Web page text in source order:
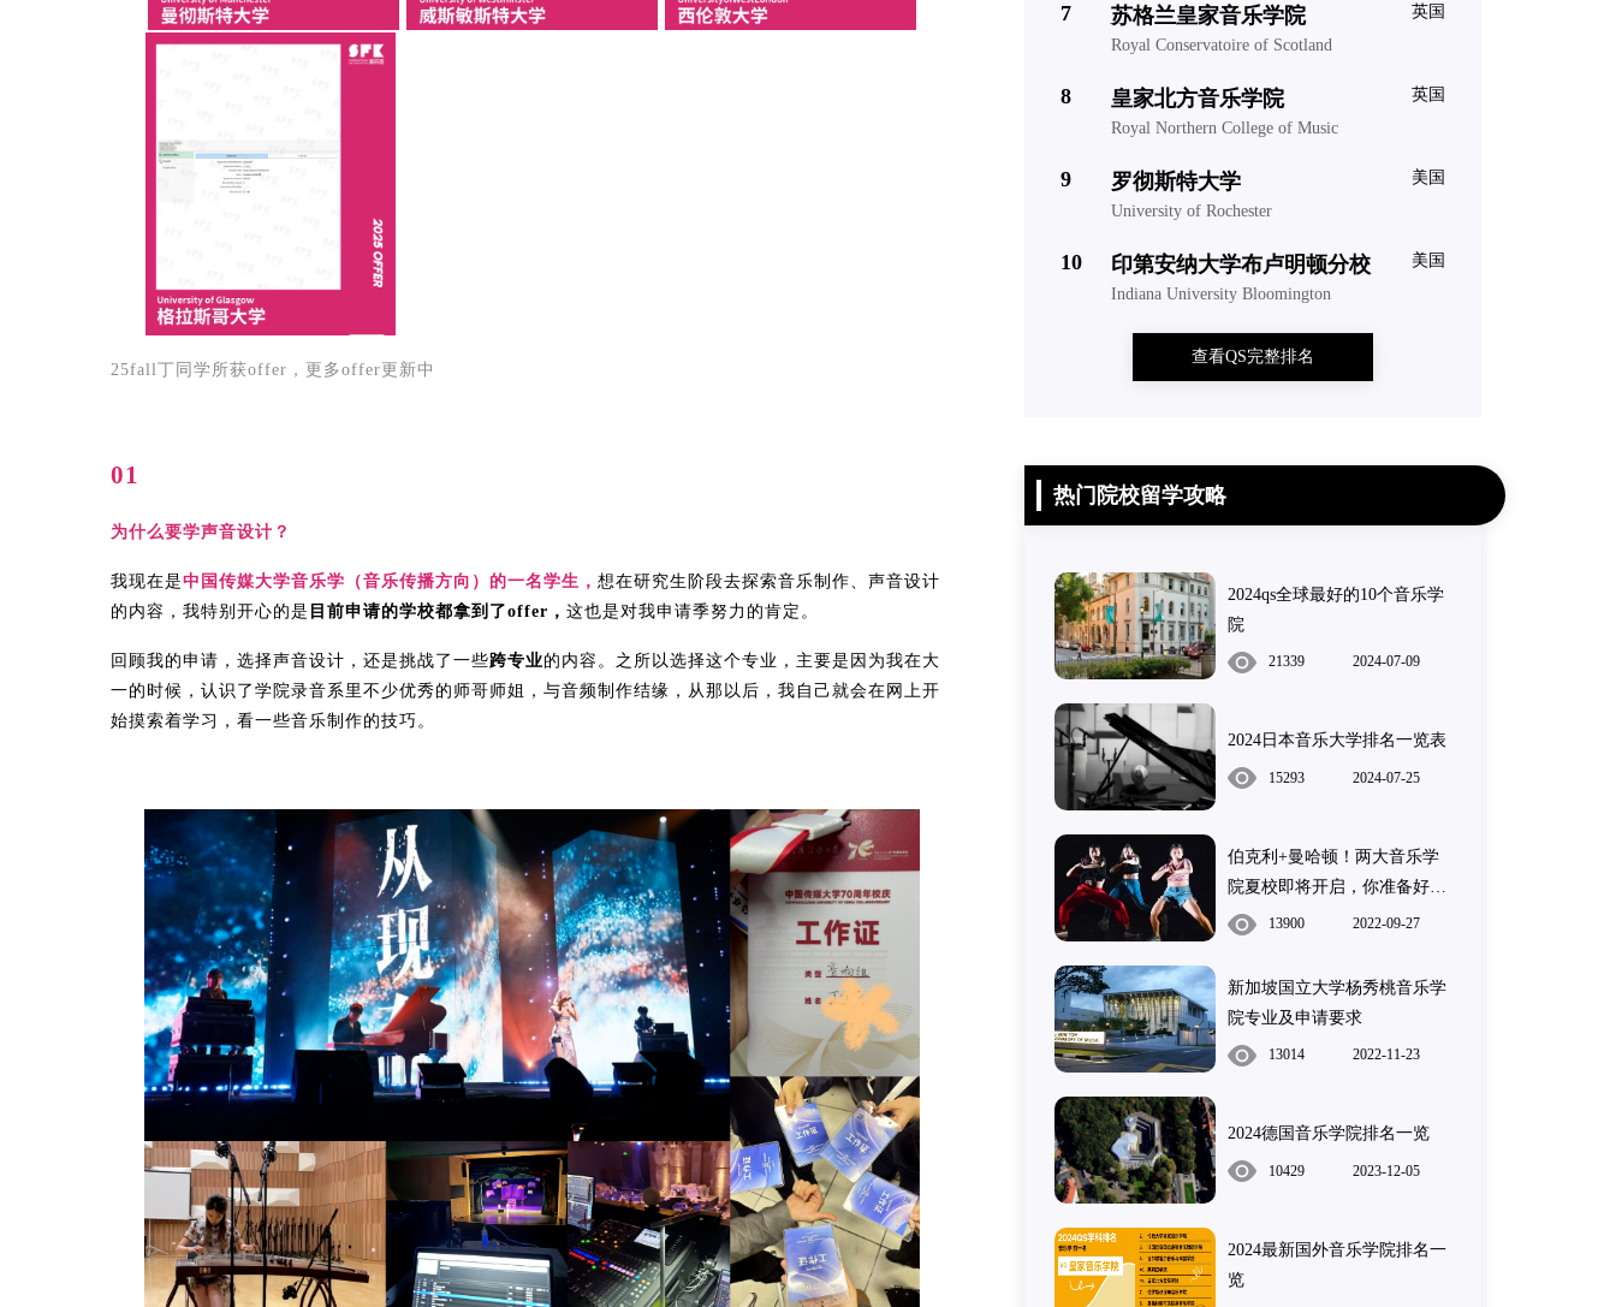
25fall丁同学所获offer，更多offer更新中
01
为什么要学声音设计？
我现在是中国传媒大学音乐学（音乐传播方向）的一名学生， 想在研究生阶段去探索音乐制作、声音设计
的内容，我特别开心的是 目前申请的学校都拿到了offer， 这也是对我申请季努力的肯定。
回顾我的申请，选择声音设计，还是挑战了一些跨专业的内容。之所以选择这个专业，主要是因为我在大
一的时候，认识了学院录音系里不少优秀的师哥师姐，与音频制作结缘，从那以后，我自己就会在网上开
始摸索着学习，看一些音乐制作的技巧。
7 苏格兰皇家音乐学院
Royal Conservatoire of Scotland
英国
8 皇家北方音乐学院
Royal Northern College of Music
英国
9 罗彻斯特大学
University of Rochester
美国
10 印第安纳大学布卢明顿分校
Indiana University Bloomington
美国
查看QS完整排名
热门院校留学攻略
2024qs全球最好的10个音乐学
院
21339 2024-07-09
2024日本音乐大学排名一览表
15293 2024-07-25
伯克利+曼哈顿！两大音乐学
院夏校即将开启，你准备好了
吗？
13900 2022-09-27
新加坡国立大学杨秀桃音乐学
院专业及申请要求
13014 2022-11-23
2024德国音乐学院排名一览
10429 2023-12-05
2024最新国外音乐学院排名一
览